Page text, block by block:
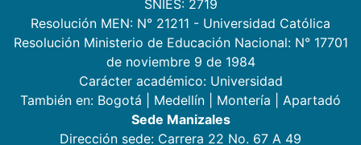
SNIES: 2719
Resolución MEN: N° 21211 - Universidad Católica
Resolución Ministerio de Educación Nacional: N° 17701
de noviembre 9 de 1984
Carácter académico: Universidad
También en: Bogotá Medellín Montería
Apartadó
Sede Manizales
Dirección sede: Carrera 22 No. 67 A 49